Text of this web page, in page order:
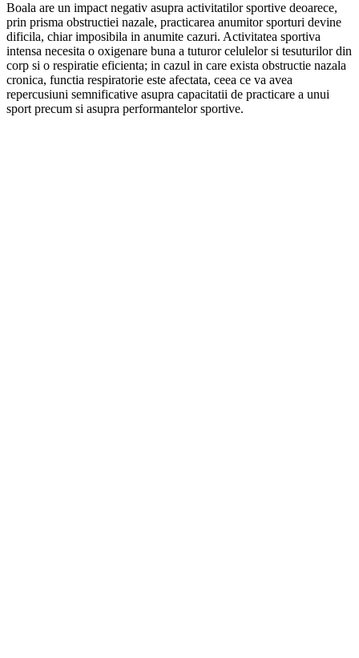
Boala are un impact negativ asupra activitatilor sportive deoarece,
prin prisma obstructiei nazale, practicarea anumitor sporturi devine
dificila, chiar imposibila in anumite cazuri. Activitatea sportiva
intensa necesita o oxigenare buna a tuturor celulelor si tesuturilor din
corp si o respiratie eficienta; in cazul in care exista obstructie nazala
cronica, functia respiratorie este afectata, ceea ce va avea
repercusiuni semnificative asupra capacitatii de practicare a unui
sport precum si asupra performantelor sportive.